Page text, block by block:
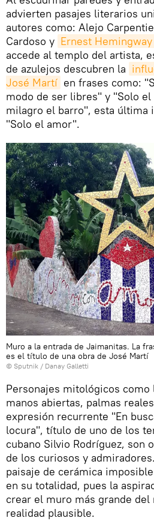
advierten pasajes literarios
autores como: Alejo
Cardoso y Ernest Hemingway
accede al templo del artista,
de azulejos descubren la
José Martí en frases como:
modo de ser libres" y "Solo
milagro el barro", esta última
"Solo el amor".
Muro a la entrada de Jaimanitas. La
es el título de una obra de José Martí
© Sputnik / Danay Galletti
Personajes mitológicos como
manos abiertas, palmas
expresión recurrente "En
locura", título de uno de los
cubano Silvio Rodríguez, son
de los curiosos y
paisaje de cerámica
en su totalidad, pues la
crear el muro más grande del
realidad plausible.